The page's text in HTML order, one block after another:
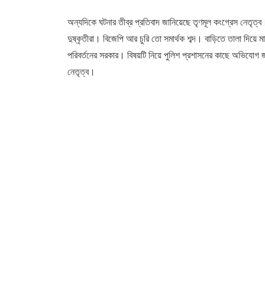
অন্যদিকে ঘটনার তীব্র প্রতিবাদ জানিয়েছে তৃণমূল কংগ্রেস নেতৃত্ব।
দুষ্কৃতীরা। বিজেপি আর চুরি তো সমার্থক শব্দ। বাড়িতে তালা দিয়ে
পরিবর্তনের সরকার। বিষয়টি নিয়ে পুলিশ প্রশাসনের কাছে অভিযোগ
নেতৃত্ব।